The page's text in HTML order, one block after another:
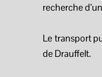
recherche
Le transport
de Drauffelt.